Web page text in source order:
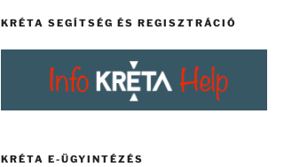
KRÉTA SEGÍTSÉG ÉS REGISZTRÁCIÓ
KRÉTA E-ÜGYINTÉZÉS